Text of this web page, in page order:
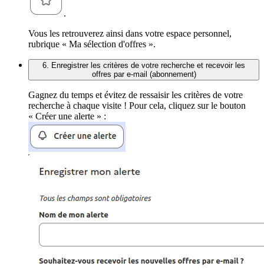
.
Vous les retrouverez ainsi dans votre espace personnel,
rubrique « Ma sélection d'offres ».
6. Enregistrer les critères de votre recherche et recevoir les
offres par e-mail (abonnement)
Gagnez du temps et évitez de ressaisir les critères de votre
recherche à chaque visite ! Pour cela, cliquez sur le bouton
« Créer une alerte » :